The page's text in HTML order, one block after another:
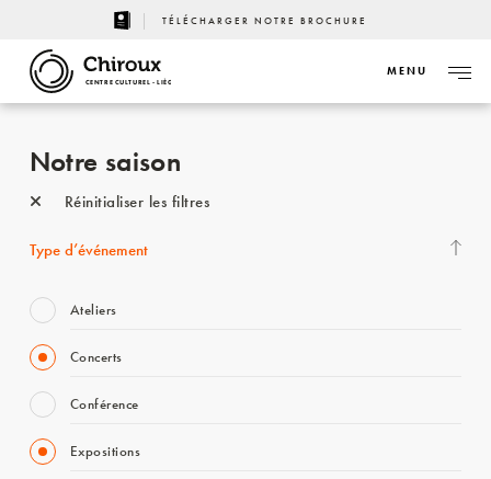
TÉLÉCHARGER NOTRE BROCHURE
CENTRE CULTUREL - LIÈGE
MENU
Notre saison
Réinitialiser les filtres
Type d’événement
Ateliers
Concerts
Conférence
Expositions